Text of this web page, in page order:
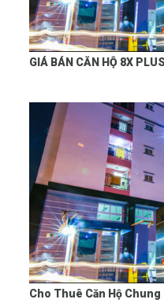
GIÁ BÁN CĂN HỘ 8X
Cho Thuê Căn Hộ Chung